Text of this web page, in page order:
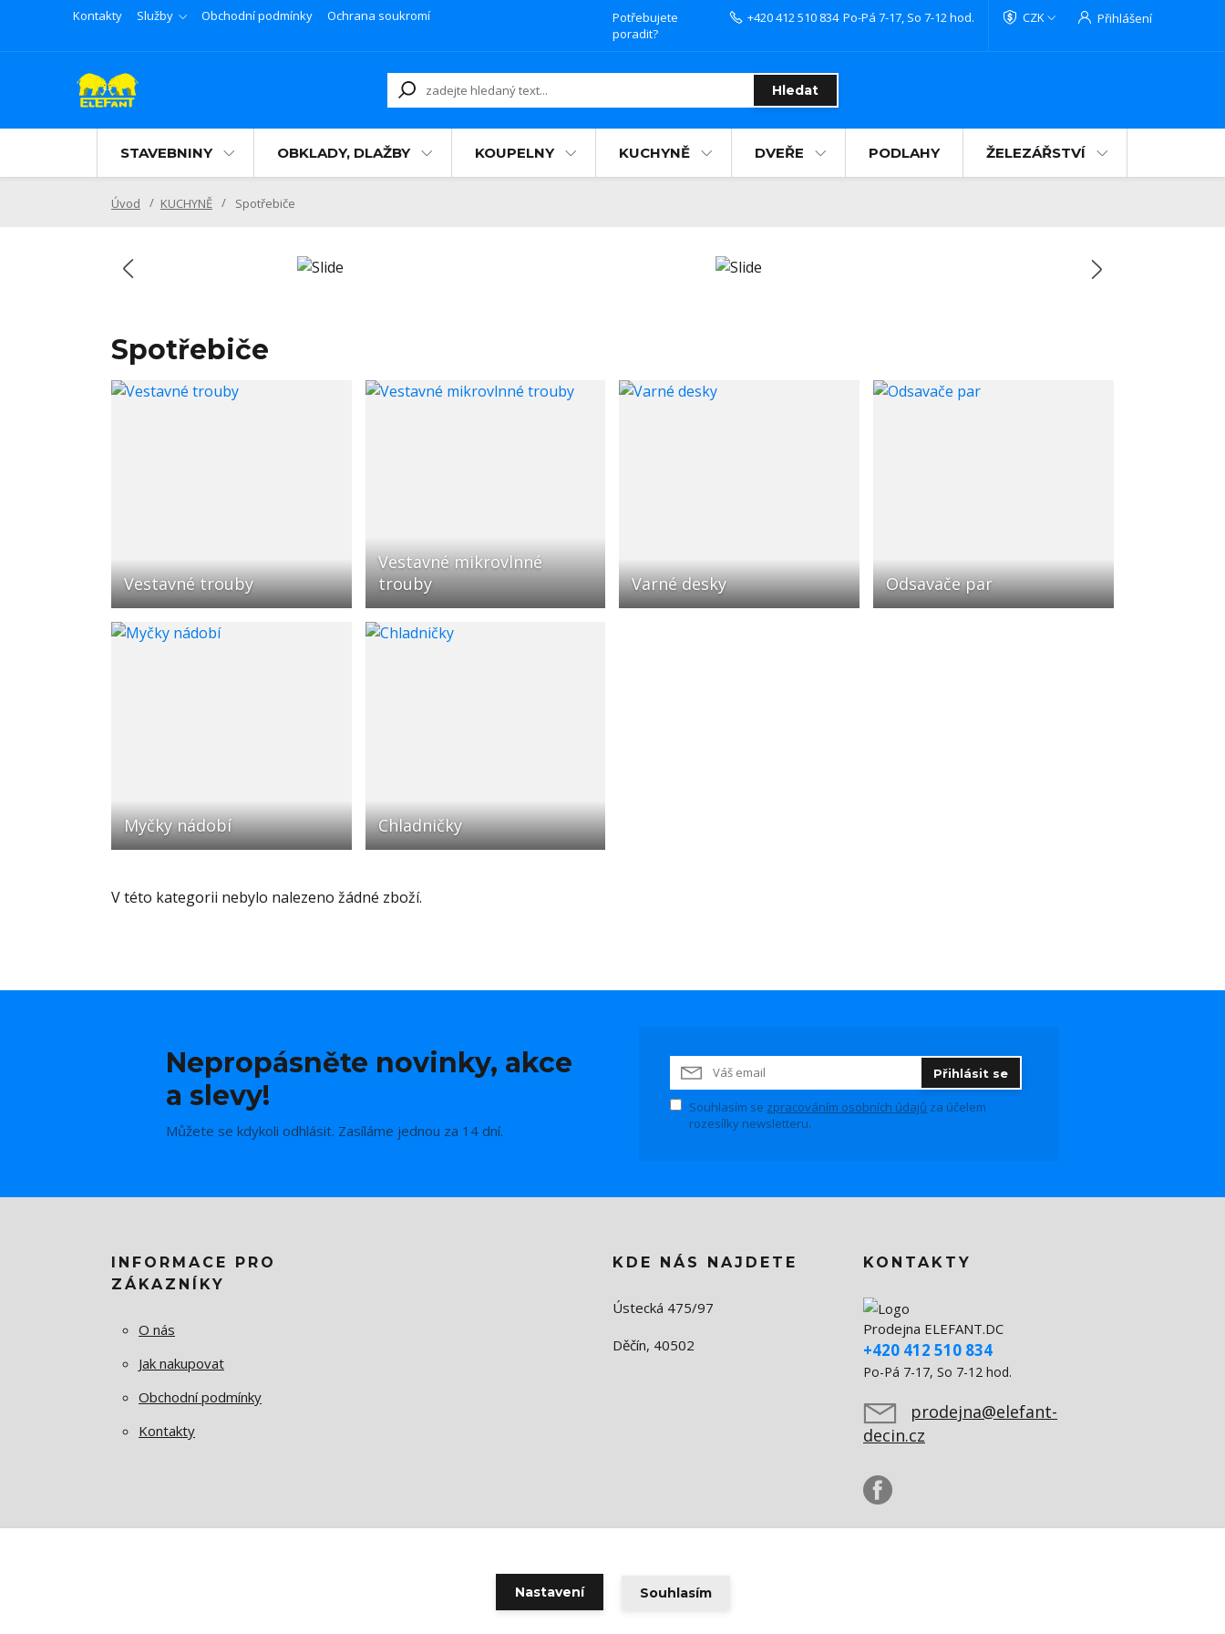
Kontakty Služby Obchodní podmínky Ochrana soukromí CZK Přihlášení
Hledat
Potřebujete
poradit?
+420 412 510 834 Po-Pá 7-17, So 7-12 hod.
STAVEBNINY OBKLADY, DLAŽBY KOUPELNY KUCHYNĚ DVEŘE PODLAHY ŽELEZÁŘSTVÍ
Úvod KUCHYNĚ Spotřebiče
Spotřebiče
Vestavné trouby
Vestavné mikrovlnné
trouby
Varné desky Odsavače par
Myčky nádobí Chladničky
V této kategorii nebylo nalezeno žádné zboží.
Nepropásněte novinky, akce
a slevy!
Můžete se kdykoli odhlásit. Zasíláme jednou za 14 dní.
Přihlásit se
Souhlasím se zpracováním osobních údajů za účelem
rozesílky newsletteru.
INFORMACE PRO
ZÁKAZNÍKY
O nás
Jak nakupovat
Obchodní podmínky
Kontakty
KDE NÁS NAJDETE
Ústecká 475/97
Děčín, 40502
KONTAKTY
Prodejna ELEFANT.DC
+420 412 510 834
Po-Pá 7-17, So 7-12 hod.
prodejna@elefant-
decin.cz
Nastavení Souhlasím